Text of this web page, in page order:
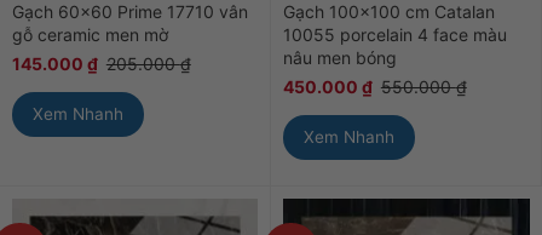
Gạch 60×60 Prime 17710 vân
gỗ ceramic men mờ
145.000 ₫ 205.000₫
Xem Nhanh
Gạch 100×100 cm Catalan
10055 porcelain 4 face màu
nâu men bóng
450.000 ₫ 550.000₫
Xem Nhanh